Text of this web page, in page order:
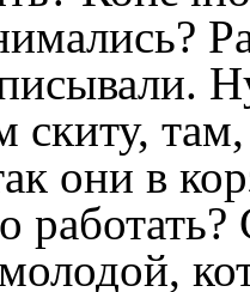
скиту,
они в